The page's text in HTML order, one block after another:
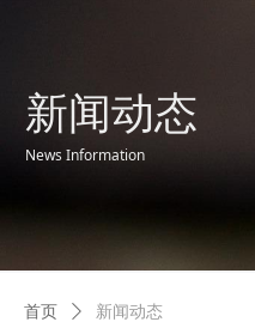
新闻动态
News Information
首页 ꄲ 新闻动态